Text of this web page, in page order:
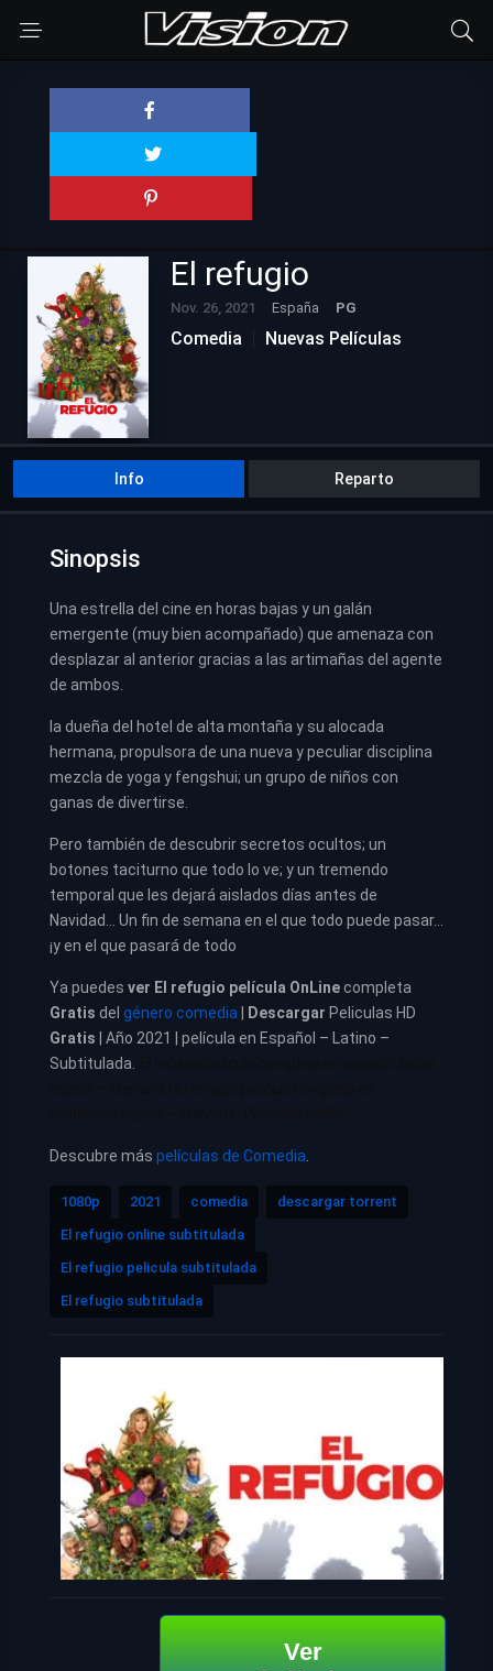
El refugio
Nov. 26, 2021 España PG
Comedia Nuevas Películas
Info Reparto
Sinopsis
Una estrella del cine en horas bajas y un galán
emergente (muy bien acompañado) que amenaza con
desplazar al anterior gracias a las artimañas del agente
de ambos.
la dueña del hotel de alta montaña y su alocada
hermana, propulsora de una nueva y peculiar disciplina
mezcla de yoga y fengshui; un grupo de niños con
ganas de divertirse.
Pero también de descubrir secretos ocultos; un
botones taciturno que todo lo ve; y un tremendo
temporal que les dejará aislados días antes de
Navidad… Un fin de semana en el que todo puede pasar…
¡y en el que pasará de todo
Ya puedes ver El refugio película OnLinecompleta
Gratis del género comedia Descargar Peliculas HD
Gratis | Año 2021 | película en Español – Latino –
Subtitulada.
Descubre más películas de Comedia
1080p 2021 comedia
descargar torrent
El refugio online subtitulada
El refugio pelicula subtitulada
El refugio subtitulada
Ver